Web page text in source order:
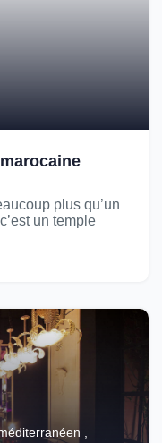
plus qu’un
un temple
,